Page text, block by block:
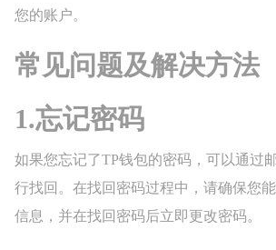
您的账户。
常见问题及解决方法
1.忘记密码
如果您忘记了TP钱包的密码，可以通过
行找回。在找回密码过程中，请确保您
信息，并在找回密码后立即更改密码。